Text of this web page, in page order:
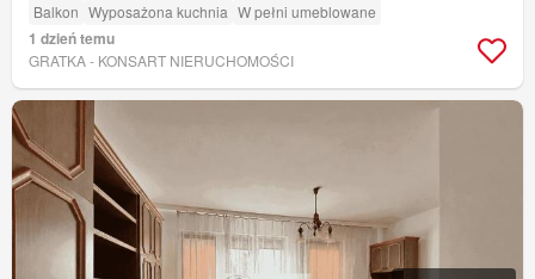
Balkon Wyposażona kuchnia W pełni umeblowane
1 dzień temu
GRATKA - KONSART NIERUCHOMOŚCI